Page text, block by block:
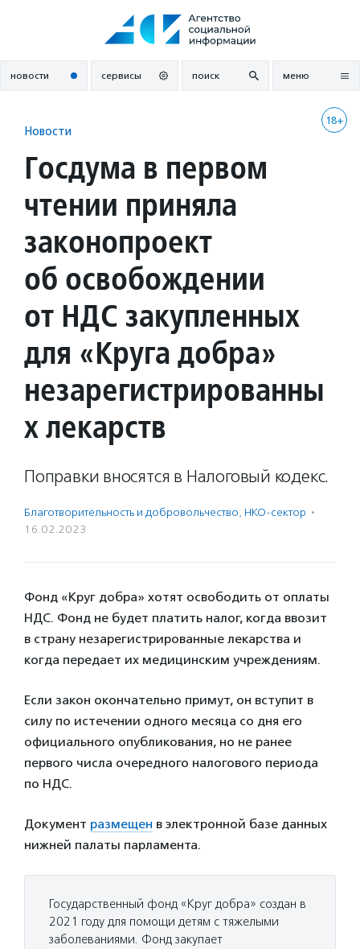
новости сервисы поиск меню
18+
Новости
Госдума в первом
чтении приняла
законопроект
об освобождении
от НДС закупленных
для «Круга добра»
незарегистрированны
х лекарств
Поправки вносятся в Налоговый кодекс.
Благотвори­тель­ность и доброволь­чест­во, НКО-сектор ·
16.02.2023
Фонд «Круг добра» хотят освободить от оплаты
НДС. Фонд не будет платить налог, когда ввозит
в страну незарегистрированные лекарства и
когда передает их медицинским учреждениям.
Если закон окончательно примут, он вступит в
силу по истечении одного месяца со дня его
официального опубликования, но не ранее
первого числа очередного налогового периода
по НДС.
Документ размещен в электронной базе данных
нижней палаты парламента.
Государственный фонд «Круг добра» создан в
2021 году для помощи детям с тяжелыми
заболеваниями. Фонд закупает